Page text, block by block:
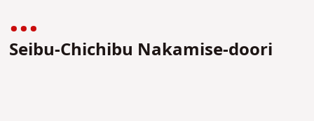
Seibu-Chichibu Nakamise-doori